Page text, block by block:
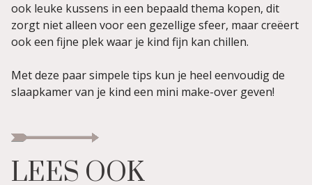
ook leuke kussens in een bepaald thema kopen, dit
zorgt niet alleen voor een gezellige sfeer, maar creëert
ook een fijne plek waar je kind fijn kan chillen.
Met deze paar simpele tips kun je heel eenvoudig de
slaapkamer van je kind een mini make-over geven!
LEES OOK